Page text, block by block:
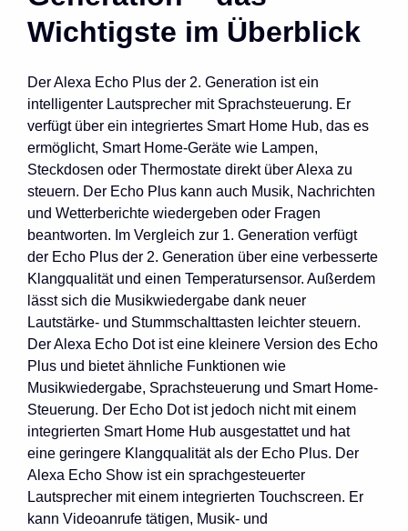
Wichtigste im Überblick
Der Alexa Echo Plus der 2. Generation ist ein
intelligenter Lautsprecher mit Sprachsteuerung. Er
verfügt über ein integriertes Smart Home Hub, das es
ermöglicht, Smart Home-Geräte wie Lampen,
Steckdosen oder Thermostate direkt über Alexa zu
steuern. Der Echo Plus kann auch Musik, Nachrichten
und Wetterberichte wiedergeben oder Fragen
beantworten. Im Vergleich zur 1. Generation verfügt
der Echo Plus der 2. Generation über eine verbesserte
Klangqualität und einen Temperatursensor. Außerdem
lässt sich die Musikwiedergabe dank neuer
Lautstärke- und Stummschalttasten leichter steuern.
Der Alexa Echo Dot ist eine kleinere Version des Echo
Plus und bietet ähnliche Funktionen wie
Musikwiedergabe, Sprachsteuerung und Smart Home-
Steuerung. Der Echo Dot ist jedoch nicht mit einem
integrierten Smart Home Hub ausgestattet und hat
eine geringere Klangqualität als der Echo Plus. Der
Alexa Echo Show ist ein sprachgesteuerter
Lautsprecher mit einem integrierten Touchscreen. Er
kann Videoanrufe tätigen, Musik- und